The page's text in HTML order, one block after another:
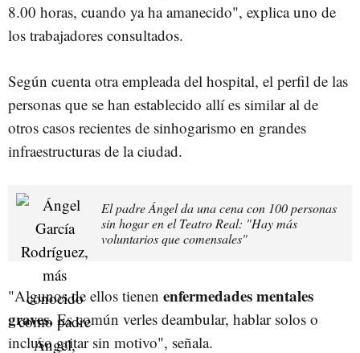
8.00 horas, cuando ya ha amanecido", explica uno de
los trabajadores consultados.
Según cuenta otra empleada del hospital, el perfil de las
personas que se han establecido allí es similar al de
otros casos recientes de sinhogarismo en grandes
infraestructuras de la ciudad.
El padre Ángel da una cena con 100 personas
sin hogar en el Teatro Real: "Hay más
voluntarios que comensales"
"Algunos de ellos tienen enfermedades mentales
graves. Es común verles deambular, hablar solos o
incluso gritar sin motivo", señala.